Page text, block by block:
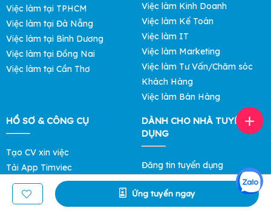
Ứng tuyển ngay
Việc làm tại TPHCM
Việc làm tại Đà Nẵng
Việc làm tại Bình Dương
Việc làm tại Đồng Nai
Việc làm tại Cần Thơ
Việc làm Kinh Doanh
Việc làm Kế Toán
Việc làm IT
Việc làm Marketing
Việc làm Tư Vấn/Chăm sóc
Khách Hàng
Việc làm Bán Hàng
HỒ SƠ & CÔNG CỤ
Tạo CV xin việc
Tải App Timviec
Khám phá Mức Lương
DÀNH CHO NHÀ TUYỂN
DỤNG
Đăng tin tuyển dụng
Tìm ứng viên
Bảng giá Lọc Hồ Sơ